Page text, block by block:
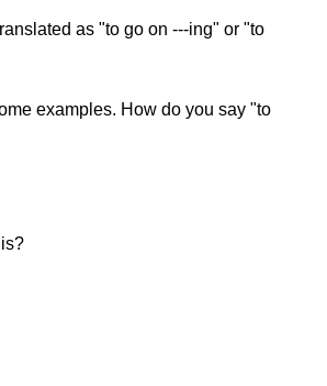
as "to go on ---ing" or "to
examples. How do you say "to